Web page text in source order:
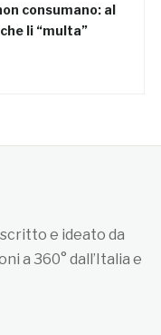
consumano: al
li “multa”
e ideato da
a 360° dall’Italia e